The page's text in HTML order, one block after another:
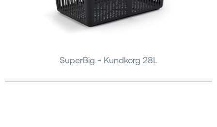
SuperBig - Kundkorg 28L